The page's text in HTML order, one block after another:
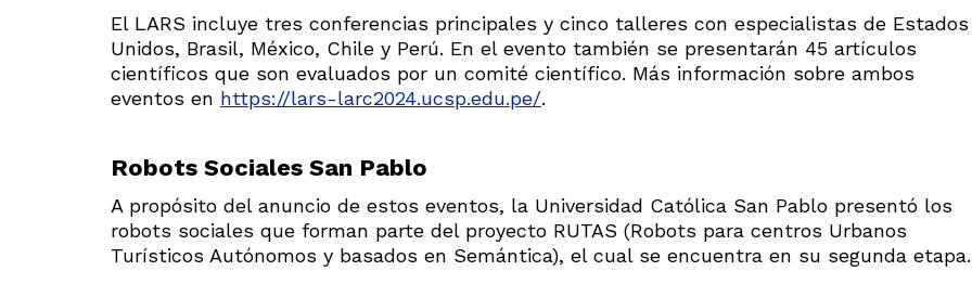
El LARS incluye tres conferencias principales y cinco talleres con especialistas de Estados
Unidos, Brasil, México, Chile y Perú. En el evento también se presentarán 45 artículos
científicos que son evaluados por un comité científico. Más información sobre ambos
eventos en https://lars-larc2024.ucsp.edu.pe/.
Robots Sociales San Pablo
A propósito del anuncio de estos eventos, la Universidad Católica San Pablo presentó los
robots sociales que forman parte del proyecto RUTAS (Robots para centros Urbanos
Turísticos Autónomos y basados en Semántica), el cual se encuentra en su segunda etapa.